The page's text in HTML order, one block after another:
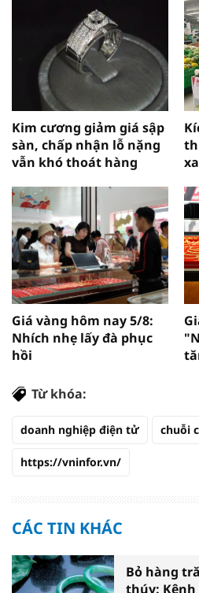
Kim cương giảm giá sập
sàn, chấp nhận lỗ nặng
vẫn khó thoát hàng
Giá vàng hôm nay 5/8:
Nhích nhẹ lấy đà phục
hồi
Từ khóa:
doanh nghiệp điện tử chuỗi
https://vninfor.vn/
CÁC TIN KHÁC
Bỏ hàng
thúy: